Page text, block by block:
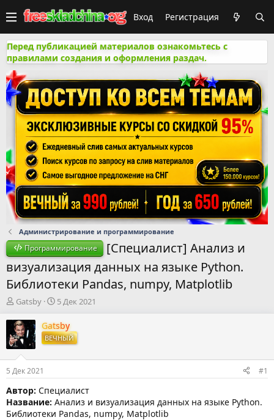
Вход Регистрация
Перед публикацией материалов ознакомьтесь с
правилами создания и оформления раздач.
Администрирование и программирование
Программирование
[Специалист] Анализ и
визуализация данных на языке Python.
Библиотеки Pandas, numpy, Matplotlib
А
т
о
р
т
е
м
ы
Gatsby
Д
т
а
н
а
л
а
5 Дек 2021
Gatsby
ВЕЧНЫЙ
5 Дек 2021 #1
Автор: Специалист
Название: Анализ и визуализация данных на языке Python.
Библиотеки Pandas, numpy, Matplotlib